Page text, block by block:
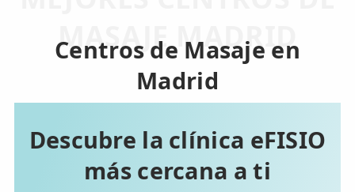
MASAJE MADRID
Centros de Masaje en
Madrid
Descubre la clínica eFISIO
más cercana a ti